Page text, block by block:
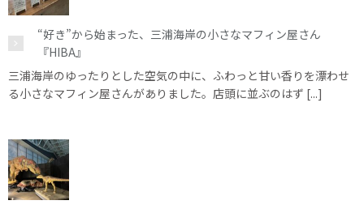
“好き”から始まった、三浦海岸の小さなマフィン屋さん
『HIBA』
三浦海岸のゆったりとした空気の中に、ふわっと甘い香りを漂わせ
る小さなマフィン屋さんがありました。店頭に並ぶのはず [...]